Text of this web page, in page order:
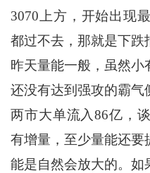
3070上方，开始出现
都过不去，那就是下跌
昨天量能一般，虽然小
还没有达到强攻的霸气
两市大单流入86亿，
有增量，至少量能还要
能是自然会放大的。如